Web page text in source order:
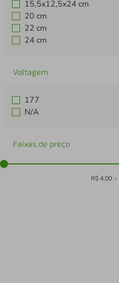
15,5x12,5x24 cm
20 cm
22 cm
24 cm
Voltagem
177
N/A
Faixas de preço
R$ 4,00 –